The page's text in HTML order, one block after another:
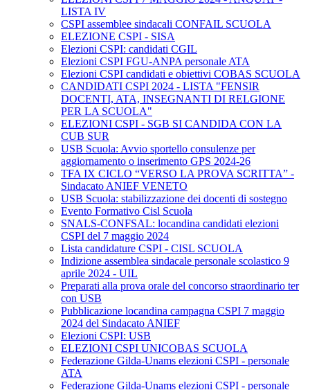
LISTA IV
CSPI assemblee sindacali CONFAIL SCUOLA
ELEZIONE CSPI - SISA
Elezioni CSPI: candidati CGIL
Elezioni CSPI FGU-ANPA personale ATA
Elezioni CSPI candidati e obiettivi COBAS SCUOLA
CANDIDATI CSPI 2024 - LISTA "FENSIR
DOCENTI, ATA, INSEGNANTI DI RELGIONE
PER LA SCUOLA"
ELEZIONI CSPI - SGB SI CANDIDA CON LA
CUB SUR
USB Scuola: Avvio sportello consulenze per
aggiornamento o inserimento GPS 2024-26
TFA IX CICLO “VERSO LA PROVA SCRITTA” -
Sindacato ANIEF VENETO
USB Scuola: stabilizzazione dei docenti di sostegno
Evento Formativo Cisl Scuola
SNALS-CONFSAL: locandina candidati elezioni
CSPI del 7 maggio 2024
Lista candidature CSPI - CISL SCUOLA
Indizione assemblea sindacale personale scolastico 9
aprile 2024 - UIL
Preparati alla prova orale del concorso straordinario ter
con USB
Pubblicazione locandina campagna CSPI 7 maggio
2024 del Sindacato ANIEF
Elezioni CSPI: USB
ELEZIONI CSPI UNICOBAS SCUOLA
Federazione Gilda-Unams elezioni CSPI - personale
ATA
Federazione Gilda-Unams elezioni CSPI - personale